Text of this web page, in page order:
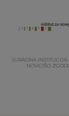
SURADNA
NOVEJŠO